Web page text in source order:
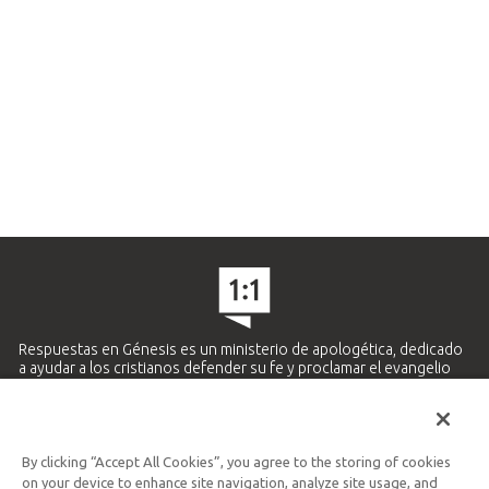
Respuestas en Génesis es un ministerio de apologética, dedicado
a ayudar a los cristianos defender su fe y proclamar el evangelio
Ministerio Hispano y Latinoamericano
By clicking “Accept All Cookies”, you agree to the storing of cookies
on your device to enhance site navigation, analyze site usage, and